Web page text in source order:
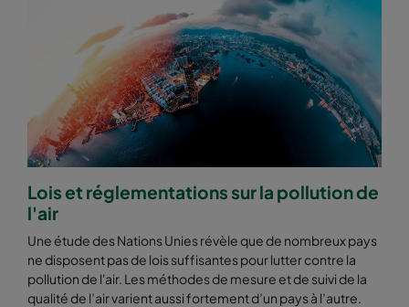
2550 592x287x520-10 ePM2,5 50%
2550 287x592x520-5 ePM2,5 50% M6
2550 592x892x520-10 M6
2550 490x892x520-8 ePM2,5 50% M6
2550 287x892x520-5
2550 592x592x600-8 ePM2,5 50% M6
Lois et réglementations sur la pollution de
l'air
Une étude des Nations Unies révèle que de nombreux pays
ne disposent pas de lois suffisantes pour lutter contre la
pollution de l'air. Les méthodes de mesure et de suivi de la
qualité de l’air varient aussi fortement d’un pays à l’autre.